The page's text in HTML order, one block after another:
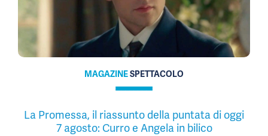
MAGAZINESPETTACOLO
La Promessa, il riassunto della puntata di oggi
7 agosto: Curro e Angela in bilico